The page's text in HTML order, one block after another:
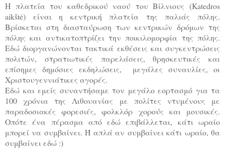
Η πλατεία του καθεδρικού ναού του Βίλνιους (Katedros
aikštė) είναι η κεντρική πλατεία της παλιάς πόλης.
Βρίσκεται στη διασταύρωση των κεντρικών δρόμων της
πόλης και αντικατοπτρίζει την ποικιλομορφία της πόλης.
Εδώ διοργανώνονται τακτικά εκθέσεις και συγκεντρώσεις
πολιτών, στρατιωτικές παρελάσεις, θρησκευτικές και
επίσημες δημόσιες εκδηλώσεις, μεγάλες συναυλίες, οι
Χριστουγεννιάτικες αγορές.
Εδώ και εμείς συναντήσαμε τον μεγάλο εορτασμό για τα
100 χρόνια της Λιθουανίας με πολίτες ντυμένους με
παραδοσιακές φορεσιές, φολκλόρ χορούς και μουσικές.
Οπότε ένα πέρασμα από εδώ επιβάλλεται, κάτι ωραίο
μπορεί να συμβαίνει. Ή απλά αν συμβαίνει κάτι ωραίο, θα
συμβαίνει εδώ :)